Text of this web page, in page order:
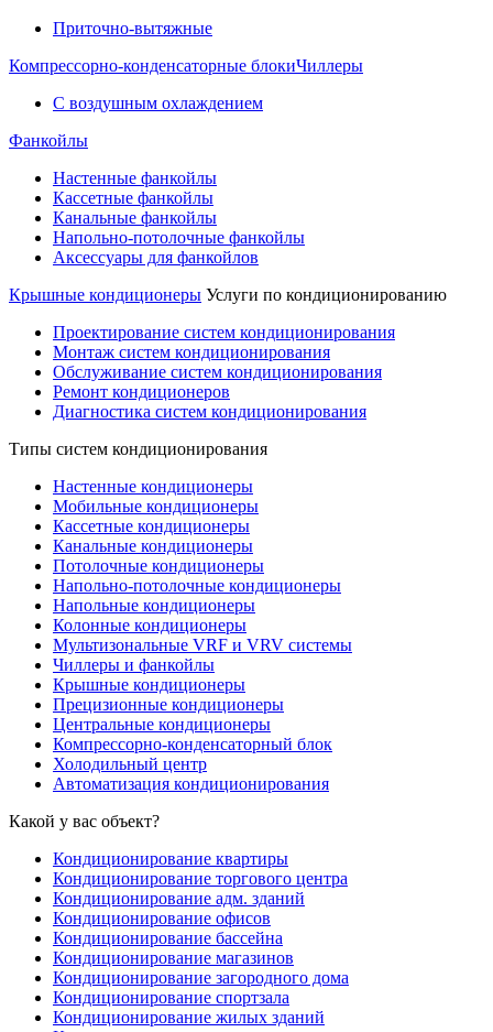
Приточно-вытяжные
Компрессорно-конденсаторные блокиЧиллеры
С воздушным охлаждением
Фанкойлы
Настенные фанкойлы
Кассетные фанкойлы
Канальные фанкойлы
Напольно-потолочные фанкойлы
Аксессуары для фанкойлов
Крышные кондиционеры Услуги по кондиционированию
Проектирование систем кондиционирования
Монтаж систем кондиционирования
Обслуживание систем кондиционирования
Ремонт кондиционеров
Диагностика систем кондиционирования
Типы систем кондиционирования
Настенные кондиционеры
Мобильные кондиционеры
Кассетные кондиционеры
Канальные кондиционеры
Потолочные кондиционеры
Напольно-потолочные кондиционеры
Напольные кондиционеры
Колонные кондиционеры
Мультизональные VRF и VRV системы
Чиллеры и фанкойлы
Крышные кондиционеры
Прецизионные кондиционеры
Центральные кондиционеры
Компрессорно-конденсаторный блок
Холодильный центр
Автоматизация кондиционирования
Какой у вас объект?
Кондиционирование квартиры
Кондиционирование торгового центра
Кондиционирование адм. зданий
Кондиционирование офисов
Кондиционирование бассейна
Кондиционирование магазинов
Кондиционирование загородного дома
Кондиционирование спортзала
Кондиционирование жилых зданий